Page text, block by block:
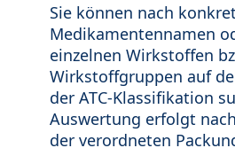
Sie können nach
Medikamentennamen
einzelnen Wirkstoffen
Wirkstoffgruppen auf
der ATC-Klassifikation
Auswertung erfolgt
der verordneten